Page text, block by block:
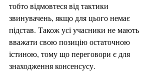
тобто відмовтеся від тактики
звинувачень, якщо для цього немає
підстав. Також усі учасники не мають
вважати свою позицію остаточною
істиною, тому що переговори є для
знаходження консенсусу.